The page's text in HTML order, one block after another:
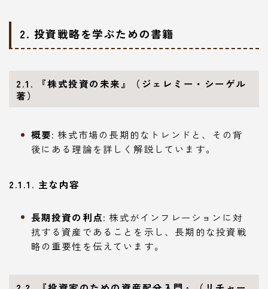
2. 投資戦略を学ぶための書籍
2.1. 『株式投資の未来』（ジェレミー・シーゲル
著）
概要: 株式市場の長期的なトレンドと、その背
後にある理論を詳しく解説しています。
2.1.1. 主な内容
長期投資の利点: 株式がインフレーションに対
抗する資産であることを示し、長期的な投資戦
略の重要性を伝えています。